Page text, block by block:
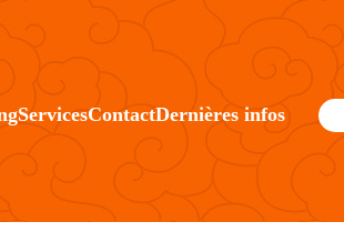
ServicesContactDernières infos